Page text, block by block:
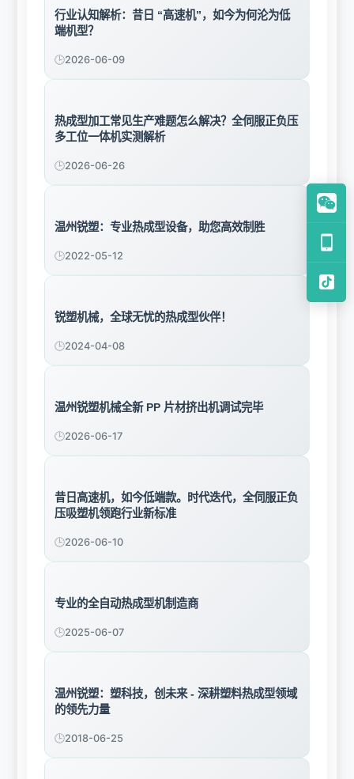
行业认知解析：昔日 “高速机”，如今为何沦为低
端机型？
2026-06-09
热成型加工常见生产难题怎么解决？全伺服正负压
多工位一体机实测解析
2026-06-26
温州锐塑：专业热成型设备，助您高效制胜​
2022-05-12
锐塑机械，全球无忧的热成型伙伴！
2024-04-08
温州锐塑机械全新 PP 片材挤出机调试完毕
2026-06-17
昔日高速机，如今低端款。时代迭代，全伺服正负
压吸塑机领跑行业新标准
2026-06-10
专业的全自动热成型机制造商
2025-06-07
温州锐塑：塑科技，创未来 - 深耕塑料热成型领域
的领先力量​
2018-06-25